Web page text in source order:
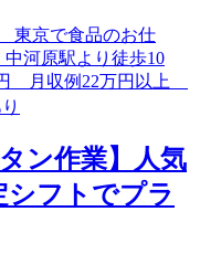
ン作業】人気
シフトでプラ